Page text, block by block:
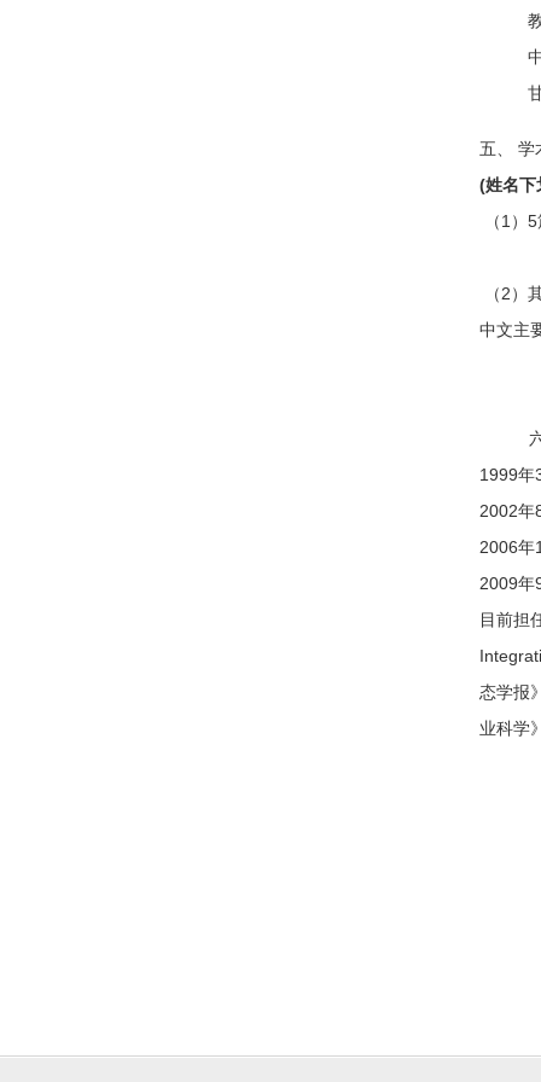
五、 学
(姓名下
（1）
（2）
中文主
1999年
2002年
2006年
2009年
目前担
态学报
业科学